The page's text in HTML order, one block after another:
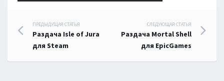
Навигация
по
записям
ПРЕДЫДУЩАЯ СТАТЬЯ
Раздача Isle of Jura
для Steam
СЛЕДУЮЩАЯ СТАТЬЯ
Раздача Mortal Shell
для EpicGames